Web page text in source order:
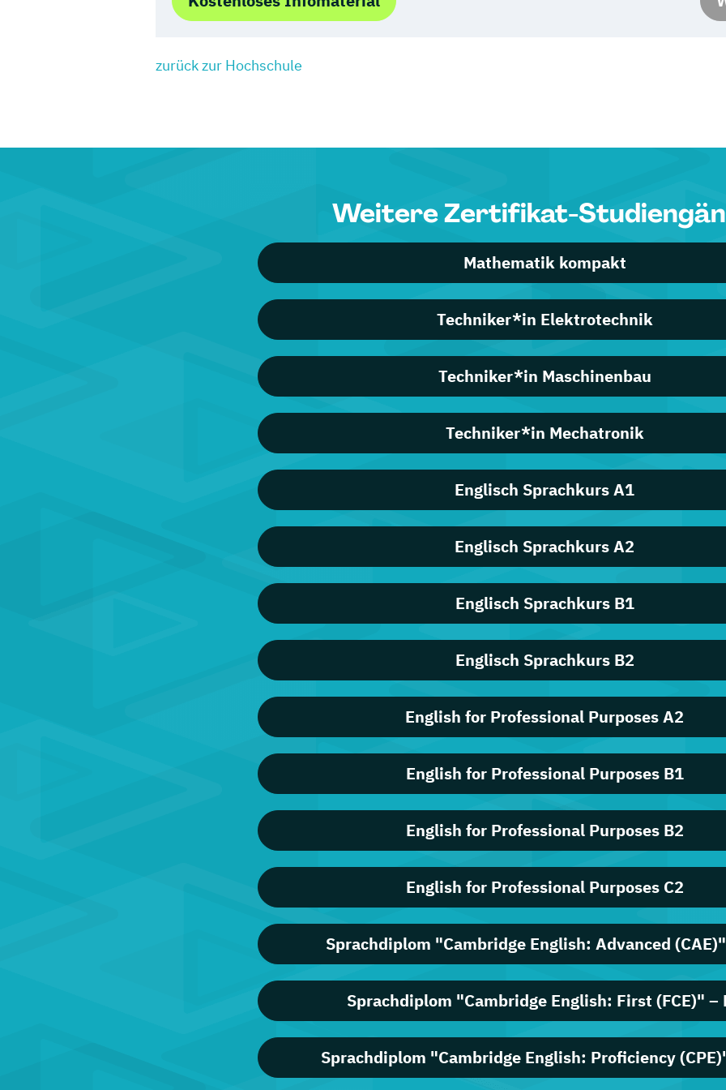
zurück zur Hochschule
Weitere Zertifikat-
Mathematik kompakt
Techniker*in Elektrotechnik
Techniker*in Maschinenbau
Techniker*in Mechatronik
Englisch Sprachkurs A1
Englisch Sprachkurs A2
Englisch Sprachkurs B1
Englisch Sprachkurs B2
English for Professional Purposes A2
English for Professional Purposes B1
English for Professional Purposes B2
English for Professional Purposes C2
Sprachdiplom "Cambridge English: Advanced
Sprachdiplom "Cambridge English: First (FCE)" –
Sprachdiplom "Cambridge English: Proficiency